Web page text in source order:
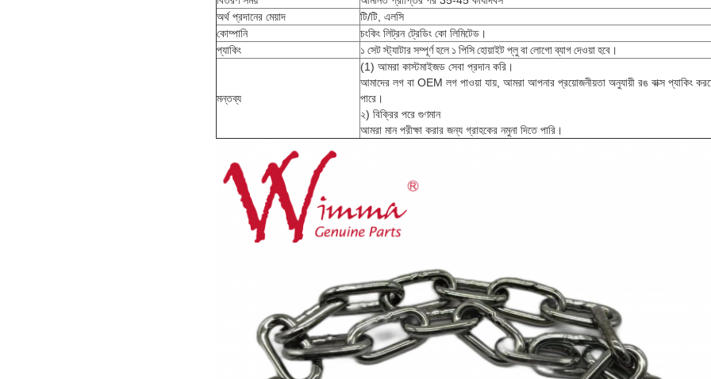
অর্থ প্রদানের মেয়াদ
টি/টি, এলসি
কোম্পানি
চংকিং লিট্রন ট্রেডিং কো লিমিটেড।
প্যাকিং
১ সেট স্ট্যাটার সম্পূর্ণ হলে ১ পিসি হোয়াইট প্লু বা লোগো ব্যাগ দেওয়া হবে।
মন্তব্য
(1) আমরা কাস্টমাইজড সেবা প্রদান করি।
আমাদের লগ বা OEM লগ পাওয়া যায়, আমরা আপনার প্রয়োজনীয়তা অনুযায়ী রঙ বাক্স প্যাকিং
পারে।
২) বিক্রির পরে গুণমান
আমরা মান পরীক্ষা করার জন্য গ্রাহকের নমুনা দিতে পারি।